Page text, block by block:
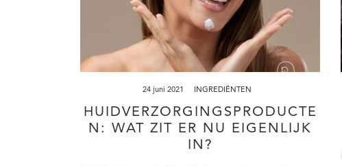
24 juni 2021 INGREDIËNTEN
HUIDVERZORGINGSPRODUCTE
N: WAT ZIT ER NU EIGENLIJK
IN?